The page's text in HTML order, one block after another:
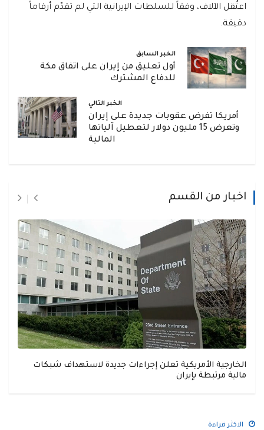
اعتُقل الآلاف، وفقاً للسلطات الإيرانية التي لم تقدّم أرقاماً
دقيقة.
الخبر السابق
أول تعليق من إيران على اتفاق مكة
للدفاع المشترك
الخبر التالي
أمريكا تفرض عقوبات جديدة على إيران
وتعرض 15 مليون دولار لتعطيل آلياتها
المالية
اخبار من القسم
الخارجية الأمريكية تعلن إجراءات جديدة لاستهداف شبكات
مالية مرتبطة بإيران
الاكثر قراءة